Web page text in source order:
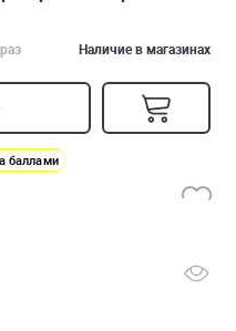
Наличие в магазинах
баллами